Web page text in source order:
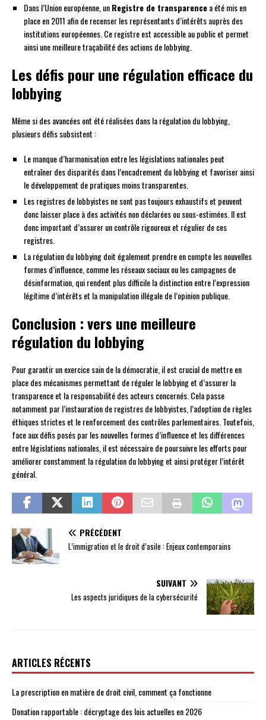
Dans l’Union européenne, unRegistre de transparencea été mis en
place en 2011 afin de recenser les représentants d’intérêts auprès des
institutions européennes. Ce registre est accessible au public et permet
ainsi une meilleure traçabilité des actions de lobbying.
Les défis pour une régulation efficace du
lobbying
Même si des avancées ont été réalisées dans la régulation du lobbying,
plusieurs défis subsistent :
Le manque d’harmonisation entre les législations nationales peut
entraîner des disparités dans l’encadrement du lobbying et favoriser ainsi
le développement de pratiques moins transparentes.
Les registres de lobbyistes ne sont pas toujours exhaustifs et peuvent
donc laisser place à des activités non déclarées ou sous-estimées. Il est
donc important d’assurer un contrôle rigoureux et régulier de ces
registres.
La régulation du lobbying doit également prendre en compte les nouvelles
formes d’influence, comme les réseaux sociaux ou les campagnes de
désinformation, qui rendent plus difficile la distinction entre l’expression
légitime d’intérêts et la manipulation illégale de l’opinion publique.
Conclusion : vers une meilleure
régulation du lobbying
Pour garantir un exercice sain de la démocratie, il est crucial de mettre en
place des mécanismes permettant de réguler le lobbying et d’assurer la
transparence et la responsabilité des acteurs concernés. Cela passe
notamment par l’instauration de registres de lobbyistes, l’adoption de règles
éthiques strictes et le renforcement des contrôles parlementaires. Toutefois,
face aux défis posés par les nouvelles formes d’influence et les différences
entre législations nationales, il est nécessaire de poursuivre les efforts pour
améliorer constamment la régulation du lobbying et ainsi protéger l’intérêt
général.
PRÉCÉDENT
L’immigration et le droit d’asile : Enjeux contemporains
SUIVANT
Les aspects juridiques de la cybersécurité
ARTICLES RÉCENTS
La prescription en matière de droit civil, comment ça fonctionne
Donation rapportable : décryptage des lois actuelles en 2026